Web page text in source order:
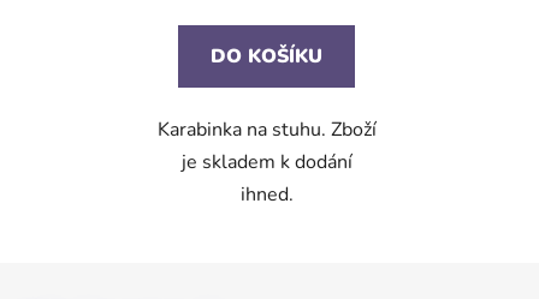
DO KOŠÍKU
Karabinka na stuhu. Zboží
je skladem k dodání
ihned.